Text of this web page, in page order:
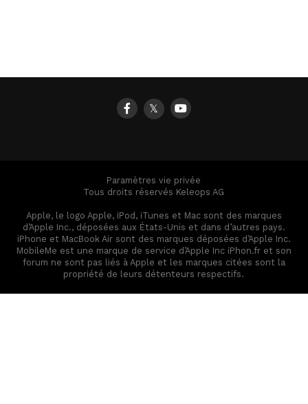
𝕏
Paramètres vie privée
Tous droits réservés Keleops AG
Apple, le logo Apple, iPod, iTunes et Mac sont des marques
d’Apple Inc., déposées aux États-Unis et dans d’autres pays.
iPhone et MacBook Air sont des marques déposées d’Apple Inc.
MobileMe est une marque de service d’Apple Inc iPhon.fr et son
forum ne sont pas liés à Apple et les marques citées sont la
propriété de leurs détenteurs respectifs.